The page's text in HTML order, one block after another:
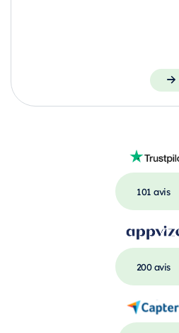
101 avis
200 avis